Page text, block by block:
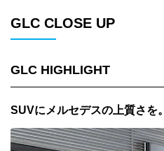
GLC CLOSE UP
GLC HIGHLIGHT
SUVにメルセデスの上質さを。